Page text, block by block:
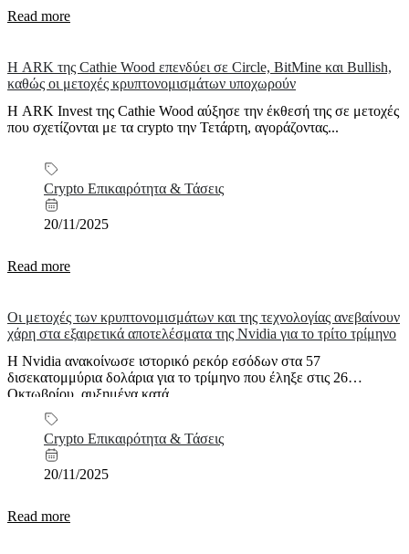
Read more
Η ARK της Cathie Wood επενδύει σε Circle, BitMine και Bullish,
καθώς οι μετοχές κρυπτονομισμάτων υποχωρούν
Η ARK Invest της Cathie Wood αύξησε την έκθεσή της σε μετοχές
που σχετίζονται με τα crypto την Τετάρτη, αγοράζοντας...
Crypto Επικαιρότητα & Τάσεις
20/11/2025
Read more
Οι μετοχές των κρυπτονομισμάτων και της τεχνολογίας ανεβαίνουν
χάρη στα εξαιρετικά αποτελέσματα της Nvidia για το τρίτο τρίμηνο
Η Nvidia ανακοίνωσε ιστορικό ρεκόρ εσόδων στα 57
δισεκατομμύρια δολάρια για το τρίμηνο που έληξε στις 26
Οκτωβρίου, αυξημένα κατά...
Crypto Επικαιρότητα & Τάσεις
20/11/2025
Read more